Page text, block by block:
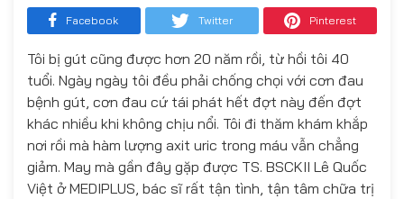
Facebook Twitter Pinterest
Tôi bị gút cũng được hơn 20 năm rồi, từ hồi tôi 40
tuổi. Ngày ngày tôi đều phải chống chọi với cơn đau
bệnh gút, cơn đau cứ tái phát hết đợt này đến đợt
khác nhiều khi không chịu nổi. Tôi đi thăm khám khắp
nơi rồi mà hàm lượng axit uric trong máu vẫn chẳng
giảm. May mà gần đây gặp được TS. BSCKII Lê Quốc
Việt ở MEDIPLUS, bác sĩ rất tận tình, tận tâm chữa trị